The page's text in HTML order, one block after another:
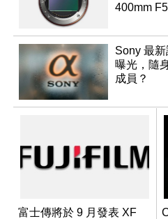
400mm
Sony 最新
曝光，隨
成員？
富士傳將於 9 月發表 XF